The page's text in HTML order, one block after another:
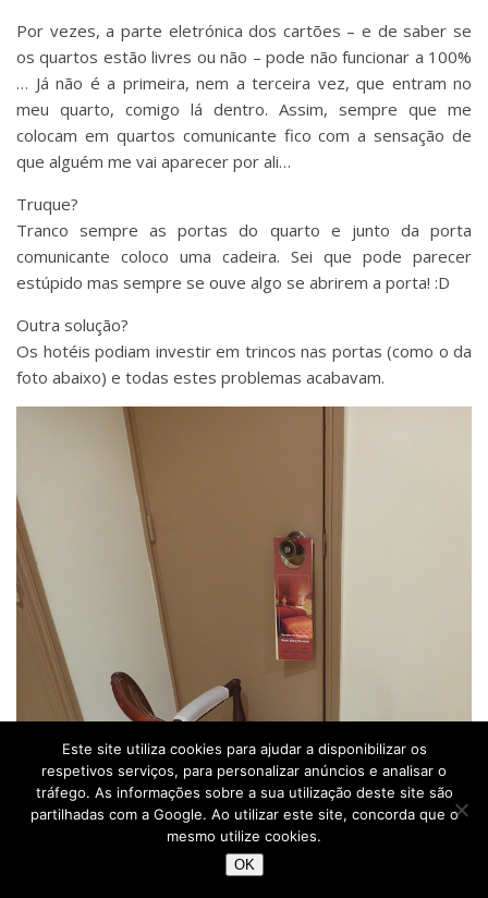
Por vezes, a parte eletrónica dos cartões – e de saber se
os quartos estão livres ou não – pode não funcionar a 100%
… Já não é a primeira, nem a terceira vez, que entram no
meu quarto, comigo lá dentro. Assim, sempre que me
colocam em quartos comunicante fico com a sensação de
que alguém me vai aparecer por ali…
Truque?
Tranco sempre as portas do quarto e junto da porta
comunicante coloco uma cadeira. Sei que pode parecer
estúpido mas sempre se ouve algo se abrirem a porta! :D
Outra solução?
Os hotéis podiam investir em trincos nas portas (como o da
foto abaixo) e todas estes problemas acabavam.
Este site utiliza cookies para ajudar a disponibilizar os
respetivos serviços, para personalizar anúncios e analisar o
tráfego. As informações sobre a sua utilização deste site são
partilhadas com a Google. Ao utilizar este site, concorda que o
mesmo utilize cookies.
OK